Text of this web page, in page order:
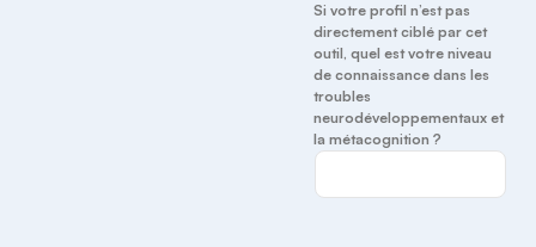
Si votre profil n’est pas
directement ciblé par cet
outil, quel est votre niveau
de connaissance dans les
troubles
neurodéveloppementaux et
la métacognition ?